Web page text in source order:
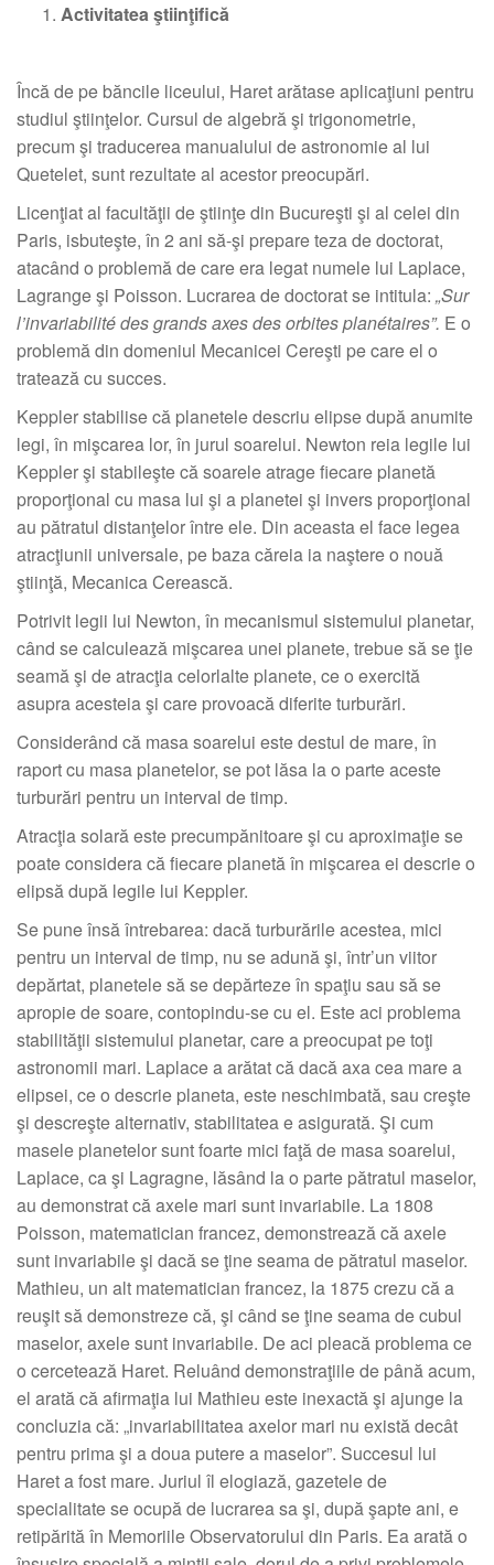
Activitatea ştiinţifică
Încă de pe băncile liceului, Haret arătase aplicaţiuni pentru
studiul ştiinţelor. Cursul de algebră şi trigonometrie,
precum şi traducerea manualului de astronomie al lui
Quetelet, sunt rezultate al acestor preocupări.
Licenţiat al facultăţii de ştiinţe din Bucureşti şi al celei din
Paris, isbuteşte, în 2 ani să-şi prepare teza de doctorat,
atacând o problemă de care era legat numele lui Laplace,
Lagrange şi Poisson. Lucrarea de doctorat se intitula: „Sur
l’invariabilité des grands axes des orbites planétaires”. E o
problemă din domeniul Mecanicei Cereşti pe care el o
tratează cu succes.
Keppler stabilise că planetele descriu elipse după anumite
legi, în mişcarea lor, în jurul soarelui. Newton reia legile lui
Keppler şi stabileşte că soarele atrage fiecare planetă
proporţional cu masa lui şi a planetei şi invers proporţional
au pătratul distanţelor între ele. Din aceasta el face legea
atracţiunii universale, pe baza căreia ia naştere o nouă
ştiinţă, Mecanica Cerească.
Potrivit legii lui Newton, în mecanismul sistemului planetar,
când se calculează mişcarea unei planete, trebue să se ţie
seamă şi de atracţia celorlalte planete, ce o exercită
asupra acesteia şi care provoacă diferite turburări.
Considerând că masa soarelui este destul de mare, în
raport cu masa planetelor, se pot lăsa la o parte aceste
turburări pentru un interval de timp.
Atracţia solară este precumpănitoare şi cu aproximaţie se
poate considera că fiecare planetă în mişcarea ei descrie o
elipsă după legile lui Keppler.
Se pune însă întrebarea: dacă turburările acestea, mici
pentru un interval de timp, nu se adună şi, într’un viitor
depărtat, planetele să se depărteze în spaţiu sau să se
apropie de soare, contopindu-se cu el. Este aci problema
stabilităţii sistemului planetar, care a preocupat pe toţi
astronomii mari. Laplace a arătat că dacă axa cea mare a
elipsei, ce o descrie planeta, este neschimbată, sau creşte
şi descreşte alternativ, stabilitatea e asigurată. Şi cum
masele planetelor sunt foarte mici faţă de masa soarelui,
Laplace, ca şi Lagragne, lăsând la o parte pătratul maselor,
au demonstrat că axele mari sunt invariabile. La 1808
Poisson, matematician francez, demonstrează că axele
sunt invariabile şi dacă se ţine seama de pătratul maselor.
Mathieu, un alt matematician francez, la 1875 crezu că a
reuşit să demonstreze că, şi când se ţine seama de cubul
maselor, axele sunt invariabile. De aci pleacă problema ce
o cercetează Haret. Reluând demonstraţiile de până acum,
el arată că afirmaţia lui Mathieu este inexactă şi ajunge la
concluzia că: „invariabilitatea axelor mari nu există decât
pentru prima şi a doua putere a maselor”. Succesul lui
Haret a fost mare. Juriul îl elogiază, gazetele de
specialitate se ocupă de lucrarea sa şi, după şapte ani, e
retipărită în Memoriile Observatorului din Paris. Ea arată o